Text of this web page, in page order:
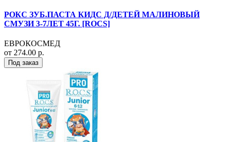
РОКС ЗУБ.ПАСТА КИДС Д/ДЕТЕЙ МАЛИНОВЫЙ
СМУЗИ 3-7ЛЕТ 45Г. [ROCS]
ЕВРОКОСМЕД
от 274.00 р.
Под заказ